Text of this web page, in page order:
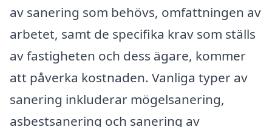
av sanering som behövs, omfattningen av
arbetet, samt de specifika krav som ställs
av fastigheten och dess ägare, kommer
att påverka kostnaden. Vanliga typer av
sanering inkluderar mögelsanering,
asbestsanering och sanering av